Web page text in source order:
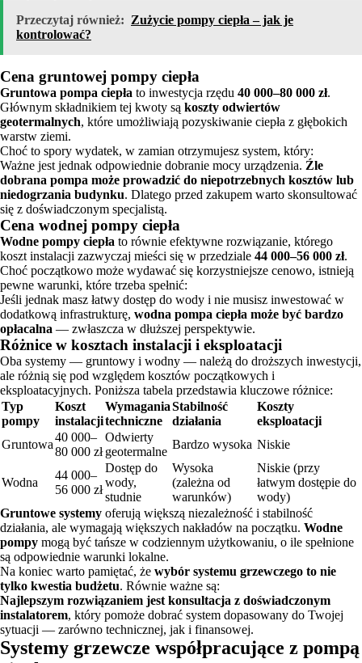
Przeczytaj również: Zużycie pompy ciepła – jak je
kontrolować?
Cena gruntowej pompy ciepła
Gruntowa pompa ciepła to inwestycja rzędu 40 000–80 000 zł.
Głównym składnikiem tej kwoty są koszty odwiertów
geotermalnych, które umożliwiają pozyskiwanie ciepła z głębokich
warstw ziemi.
Choć to spory wydatek, w zamian otrzymujesz system, który:
Ważne jest jednak odpowiednie dobranie mocy urządzenia. Źle
dobrana pompa może prowadzić do niepotrzebnych kosztów lub
niedogrzania budynku. Dlatego przed zakupem warto skonsultować
się z doświadczonym specjalistą.
Cena wodnej pompy ciepła
Wodne pompy ciepła to równie efektywne rozwiązanie, którego
koszt instalacji zazwyczaj mieści się w przedziale 44 000–56 000 zł.
Choć początkowo może wydawać się korzystniejsze cenowo, istnieją
pewne warunki, które trzeba spełnić:
Jeśli jednak masz łatwy dostęp do wody i nie musisz inwestować w
dodatkową infrastrukturę, wodna pompa ciepła może być bardzo
opłacalna — zwłaszcza w dłuższej perspektywie.
Różnice w kosztach instalacji i eksploatacji
Oba systemy — gruntowy i wodny — należą do droższych inwestycji,
ale różnią się pod względem kosztów początkowych i
eksploatacyjnych. Poniższa tabela przedstawia kluczowe różnice:
Typ
pompy
Koszt
instalacji
Wymagania
techniczne
Stabilność
działania
Koszty
eksploatacji
Gruntowa
40 000–
80 000 zł
Odwierty
geotermalne
Bardzo wysoka Niskie
Wodna
44 000–
56 000 zł
Dostęp do
wody,
studnie
Wysoka
(zależna od
warunków)
Niskie (przy
łatwym dostępie do
wody)
Gruntowe systemy oferują większą niezależność i stabilność
działania, ale wymagają większych nakładów na początku. Wodne
pompy mogą być tańsze w codziennym użytkowaniu, o ile spełnione
są odpowiednie warunki lokalne.
Na koniec warto pamiętać, że wybór systemu grzewczego to nie
tylko kwestia budżetu. Równie ważne są:
Najlepszym rozwiązaniem jest konsultacja z doświadczonym
instalatorem, który pomoże dobrać system dopasowany do Twojej
sytuacji — zarówno technicznej, jak i finansowej.
Systemy grzewcze współpracujące z pompą